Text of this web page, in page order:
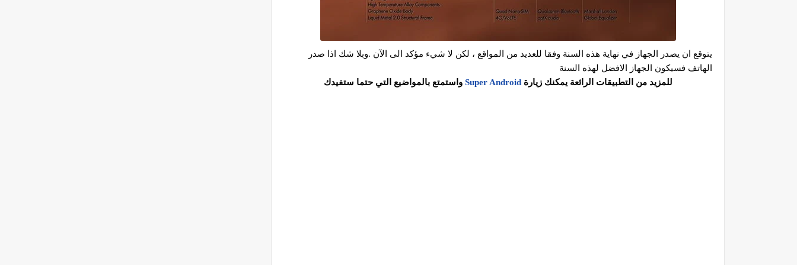
يتوقع ان يصدر الجهاز في نهاية هذه السنة وفقا للعديد من المواقع ، لكن لا شيء مؤكد الى الآن .وبلا شك اذا صدر
الهاتف فسيكون الجهاز الافضل لهذه السنة
للمزيد من التطبيقات الرائعة يمكنك زيارةSuper Android واستمتع بالمواضيع التي حتما ستفيدك